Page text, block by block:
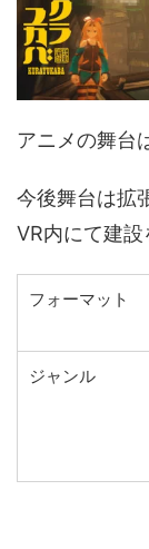
アニメの舞台
今後舞台は拡
VR内にて建設
フォーマット
ジャンル